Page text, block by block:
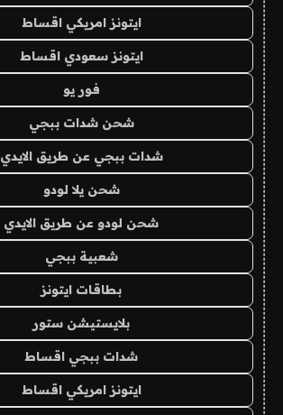
ايتونز امريكي اقساط
ايتونز سعودي اقساط
فور يو
شحن شدات ببجي
شدات ببجي عن طريق الايدي
شحن يلا لودو
شحن لودو عن طريق الايدي
شعبية ببجي
بطاقات ايتونز
بلايستيشن ستور
شدات ببجي اقساط
ايتونز امريكي اقساط